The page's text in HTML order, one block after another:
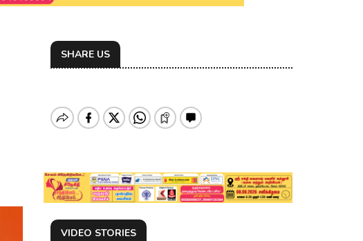
SHARE US
VIDEO STORIES